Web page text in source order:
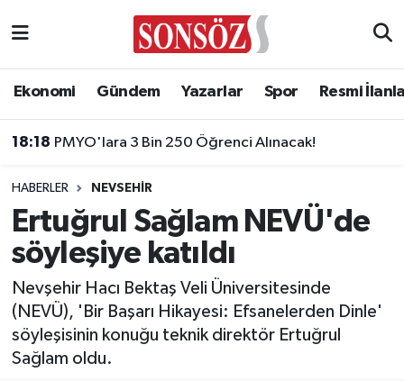
Ekonomi Gündem Yazarlar Spor Resmi
18:18 PMYO'lara 3 Bin 250 Öğrenci Alınacak!
HABERLER NEVSEHIR
Ertuğrul Sağlam NEVÜ'de
söyleşiye katıldı
Nevşehir Hacı Bektaş Veli Üniversitesinde
(NEVÜ), 'Bir Başarı Hikayesi: Efsanelerden Dinle'
söyleşisinin konuğu teknik direktör Ertuğrul
Sağlam oldu.
Asayiş
Biyografi
Çevre
Diğer
Dünya
Ankara Nöbetçi Eczaneler
Ankara Trafik Yoğunluk Haritası
Süper Lig Puan Durumu ve Fikstür
Tüm Manşetler
Son Dakika Haberleri